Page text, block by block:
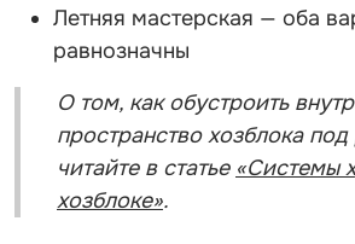
Летняя мастерская — оба
равнозначны
О том, как обустроить
пространство хозблока
читайте в статье «Системы
хозблоке».